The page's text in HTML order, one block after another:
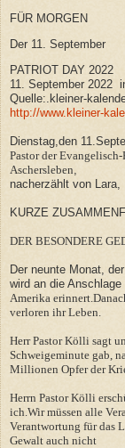
FÜR MORGEN
Der 11. September
PATRIOT DAY 2022
11. September 2022
Quelle:.kleiner-
http://www.kleiner-
Dienstag,den
Pastor der
Aschersleben
nacherzählt von Lara,
KURZE
DER BESONDERE
Der neunte Monat,
wird an die Anschlage
Amerika
verloren ihr Leben.
Herr Pastor Kölli sagt
Schweigeminute gab,
Millionen Opfer der
Herrn Pastor Kölli
ich.Wir müssen alle
Verantwortung für das
Gewalt auch nicht